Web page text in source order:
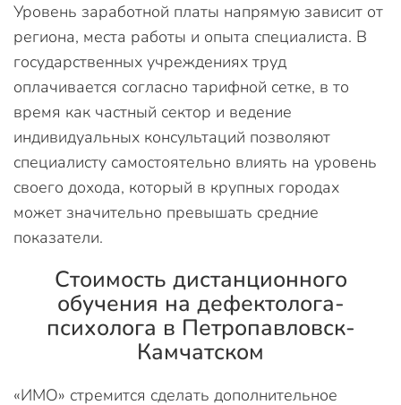
Уровень заработной платы напрямую зависит от
региона, места работы и опыта специалиста. В
государственных учреждениях труд
оплачивается согласно тарифной сетке, в то
время как частный сектор и ведение
индивидуальных консультаций позволяют
специалисту самостоятельно влиять на уровень
своего дохода, который в крупных городах
может значительно превышать средние
показатели.
Стоимость дистанционного
обучения на дефектолога-
психолога в Петропавловск-
Камчатском
«ИМО» стремится сделать дополнительное